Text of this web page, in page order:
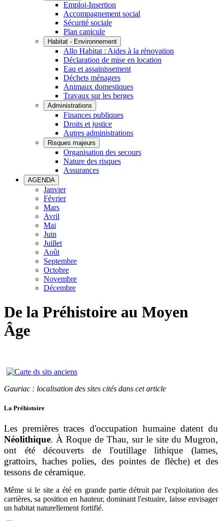
Emploi-Insertion
Accompagnement social
Sécurité sociale
Plan canicule
Habitat - Environnement
Allo Habitat : Aides à la rénovation
Déclaration de mise en location
Eau et assainissement
Déchets ménagers
Animaux domestiques
Travaux sur les berges
Administrations
Finances publiques
Droits et justice
Autres administrations
Risques majeurs
Organisation des secours
Nature des risques
Assurances
AGENDA
Janvier
Février
Mars
Avril
Mai
Juin
Juillet
Août
Septembre
Octobre
Novembre
Décembre
De la Préhistoire au Moyen
Âge
Gauriac : localisation des sites cités dans cet article
La Préhistoire
Les premières traces d'occupation humaine datent du
Néolithique. À Roque de Thau, sur le site du Mugron,
ont été découverts de l'outillage lithique (lames,
grattoirs, haches polies, des pointes de flèche) et des
tessons de céramique.
Même si le site a été en grande partie détruit par l'exploitation des
carrières, sa position en hauteur, dominant l'estuaire, laisse envisager
un habitat naturellement fortifié.